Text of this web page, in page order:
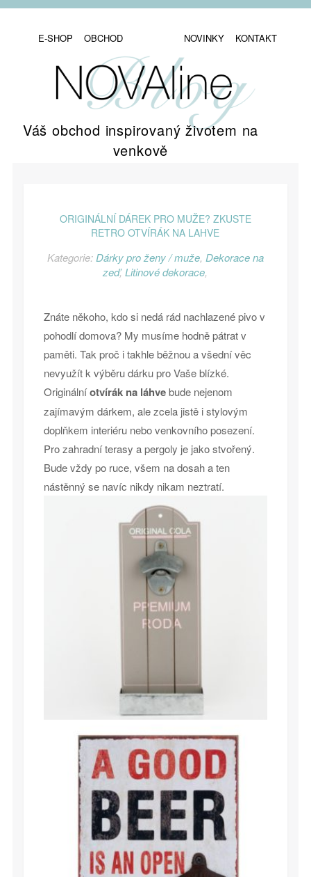
E-SHOP OBCHOD NOVINKY KONTAKT
Váš obchod inspirovaný životem na
venkově
ORIGINÁLNÍ DÁREK PRO MUŽE? ZKUSTE
RETRO OTVÍRÁK NA LAHVE
Kategorie: Dárky pro ženy / muže, Dekorace na
zeď,Litinové dekorace,
Znáte někoho, kdo si nedá rád nachlazené pivo v
pohodlí domova? My musíme hodně pátrat v
paměti. Tak proč i takhle běžnou a všední věc
nevyužít k výběru dárku pro Vaše blízké.
Originálníotvírák na láhvebude nejenom
zajímavým dárkem, ale zcela jistě i stylovým
doplňkem interiéru nebo venkovního posezení.
Pro zahradní terasy a pergoly je jako stvořený.
Bude vždy po ruce, všem na dosah a ten
nástěnný se navíc nikdy nikam neztratí.